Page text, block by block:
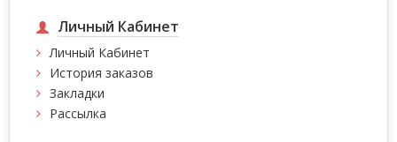
Личный Кабинет
Личный Кабинет
История заказов
Закладки
Рассылка